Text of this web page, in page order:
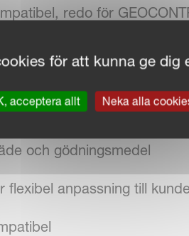
redo för
km/h)
och gödningsmedel
flexibel anpassning till
för att kunna ge dig
acceptera allt Neka alla